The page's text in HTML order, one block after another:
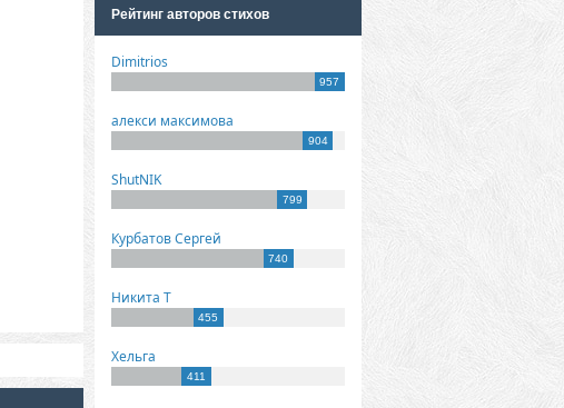
Рейтинг авторов стихов
Dimitrios
957
алекси максимова
904
ShutNIK
799
Курбатов Сергей
740
Никита Т
455
Хельга
411